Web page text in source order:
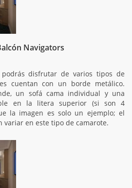
Navigators
disfrutar de varios tipos de
cuentan con un borde metálico.
un sofá cama individual y una
en la litera superior (si son 4
la imagen es solo un ejemplo; el
variar en este tipo de camarote.